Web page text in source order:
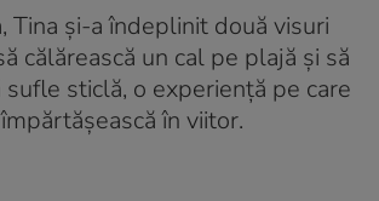
Tina și-a îndeplinit două visuri
călărească un cal pe plajă și să
sticlă, o experiență pe care
în viitor.